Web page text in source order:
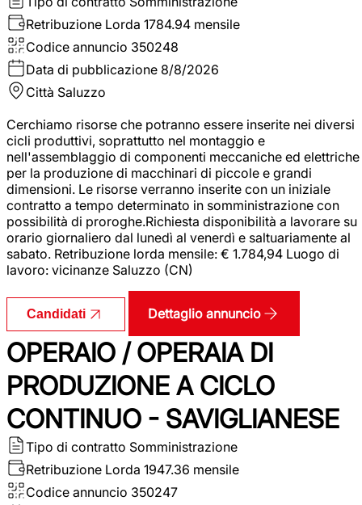
Retribuzione Lorda 1784.94 mensile
Codice annuncio 350248
Data di pubblicazione 8/8/2026
Città Saluzzo
Cerchiamo risorse che potranno essere inserite nei diversi
cicli produttivi, soprattutto nel montaggio e
nell'assemblaggio di componenti meccaniche ed elettriche
per la produzione di macchinari di piccole e grandi
dimensioni. Le risorse verranno inserite con un iniziale
contratto a tempo determinato in somministrazione con
possibilità di proroghe.Richiesta disponibilità a lavorare su
orario giornaliero dal lunedì al venerdì e saltuariamente al
sabato. Retribuzione lorda mensile: € 1.784,94 Luogo di
lavoro: vicinanze Saluzzo (CN)
Candidati Dettaglio annuncio
OPERAIO / OPERAIA DI
PRODUZIONE A CICLO
CONTINUO - SAVIGLIANESE
Tipo di contratto Somministrazione
Retribuzione Lorda 1947.36 mensile
Codice annuncio 350247